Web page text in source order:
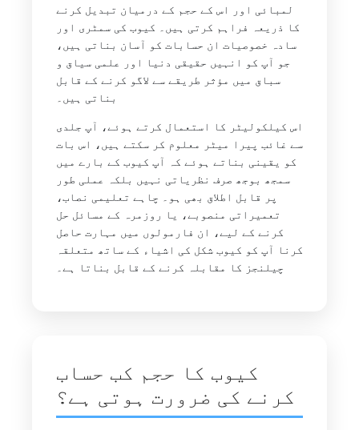
لمبائی اور اس کے حجم کے درمیان تبدیل کرنے
کا ذریعہ فراہم کرتی ہیں۔ کیوب کی سمٹری اور
سادہ خصوصیات ان حسابات کو آسان بناتی ہیں،
جو آپ کو انہیں حقیقی دنیا اور علمی سیاق و
سباق میں مؤثر طریقے سے لاگو کرنے کے قابل
بناتی ہیں۔
اس کیلکولیٹر کا استعمال کرتے ہوئے، آپ جلدی
سے غائب پیرا میٹر معلوم کر سکتے ہیں، اس بات
کو یقینی بناتے ہوئے کہ آپ کیوب کے بارے میں
سمجھ بوجھ صرف نظریاتی نہیں بلکہ عملی طور
پر قابل اطلاق بھی ہو۔ چاہے تعلیمی نصاب،
تعمیراتی منصوبے، یا روزمرہ کے مسائل حل
کرنے کے لیے، ان فارمولوں میں مہارت حاصل
کرنا آپ کو کیوب شکل کی اشیاء کے ساتھ متعلقہ
چیلنجز کا مقابلہ کرنے کے قابل بناتا ہے۔
کیوب کا حجم کب حساب
کرنے کی ضرورت ہوتی ہے؟